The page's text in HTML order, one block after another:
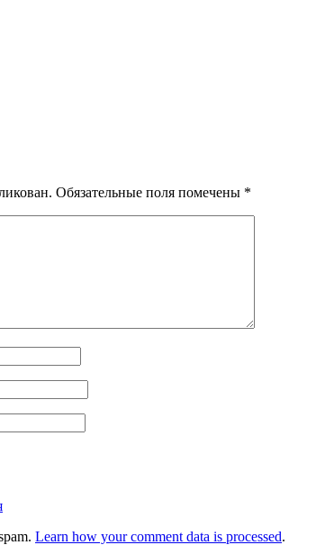
Обязательные поля помечены *
Learn how your comment data is processed.